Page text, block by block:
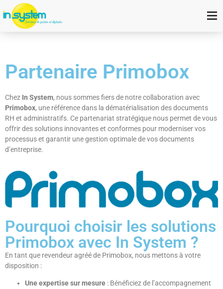
Partenaire Primobox
Chez In System, nous sommes fiers de notre collaboration avec
Primobox, une référence dans la dématérialisation des documents
RH et administratifs. Ce partenariat stratégique nous permet de vous
offrir des solutions innovantes et conformes pour moderniser vos
processus et garantir une gestion optimale de vos documents
d’entreprise.
Pourquoi choisir les solutions
Primobox avec In System ?
En tant que revendeur agréé de Primobox, nous mettons à votre
disposition :
Une expertise sur mesure : Bénéficiez de l’accompagnement